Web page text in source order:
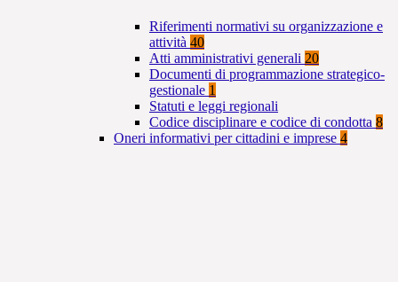
Riferimenti normativi su organizzazione e
attività 40
Atti amministrativi generali 20
Documenti di programmazione strategico-
gestionale 1
Statuti e leggi regionali
Codice disciplinare e codice di condotta 8
Oneri informativi per cittadini e imprese 4